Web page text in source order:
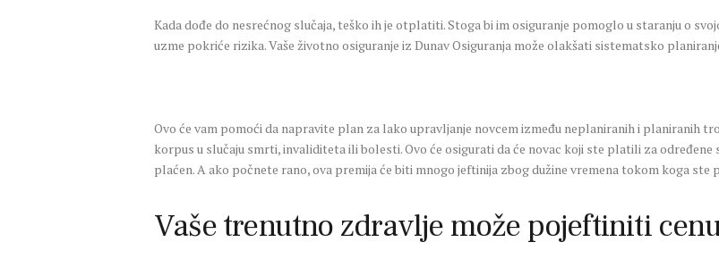
Kada dođe do nesrećnog slučaja, teško ih je otplatiti. Stoga bi im osiguranje pomoglo u staranju o
uzme pokriće rizika. Vaše životno osiguranje iz Dunav Osiguranja može olakšati sistematsko
Ovo će vam pomoći da napravite plan za lako upravljanje novcem između neplaniranih i planiranih
korpus u slučaju smrti, invaliditeta ili bolesti. Ovo će osigurati da će novac koji ste platili za
plaćen. A ako počnete rano, ova premija će biti mnogo jeftinija zbog dužine vremena tokom koga ste
Vaše trenutno zdravlje može pojeftiniti